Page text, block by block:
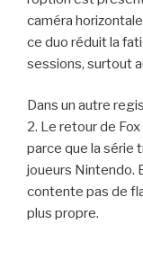
caméra
ce duo réduit la
sessions, surtout
Dans un autre
2. Le retour de
parce que la série
joueurs Nintendo.
contente pas de
plus propre.